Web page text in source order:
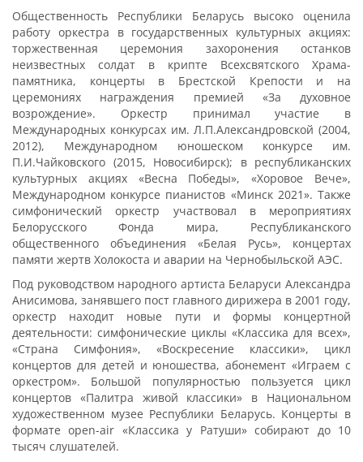
Общественность Республики Беларусь высоко оценила
работу оркестра в государственных культурных акциях:
торжественная церемония захоронения останков
неизвестных солдат в крипте Всехсвятского Храма-
памятника, концерты в Брестской Крепости и на
церемониях награждения премией «За духовное
возрождение». Оркестр принимал участие в
Международных конкурсах им. Л.П.Александровской (2004,
2012), Международном юношеском конкурсе им.
П.И.Чайковского (2015, Новосибирск); в республиканских
культурных акциях «Весна Победы», «Хоровое Вече»,
Международном конкурсе пианистов «Минск 2021». Также
симфонический оркестр участвовал в мероприятиях
Белорусского Фонда мира, Республиканского
общественного объединения «Белая Русь», концертах
памяти жертв Холокоста и аварии на Чернобыльской АЭС.
Под руководством народного артиста Беларуси Александра
Анисимова, занявшего пост главного дирижера в 2001 году,
оркестр находит новые пути и формы концертной
деятельности: симфонические циклы «Классика для всех»,
«Страна Симфония», «Воскресение классики», цикл
концертов для детей и юношества, абонемент «Играем с
оркестром». Большой популярностью пользуется цикл
концертов «Палитра живой классики» в Национальном
художественном музее Республики Беларусь. Концерты в
формате open-air «Классика у Ратуши» собирают до 10
тысяч слушателей.